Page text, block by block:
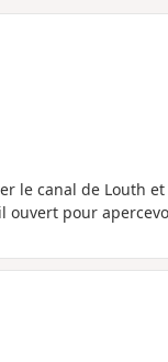
le canal de Louth
ouvert pour